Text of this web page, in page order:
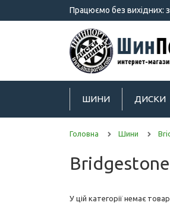
Працюємо без вихідних:
ШИНИ ДИСКИ
Головна Шини
У цій категорії немає